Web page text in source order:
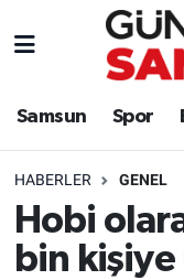
Samsun Spor
HABERLER GENEL
Hobi
bin kişiye
Samsun
Politika
Nöbetçi
Süper Lig